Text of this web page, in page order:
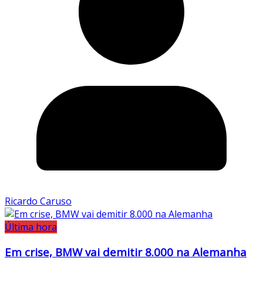
Ricardo Caruso
Última hora
Em crise, BMW vai demitir 8.000 na Alemanha